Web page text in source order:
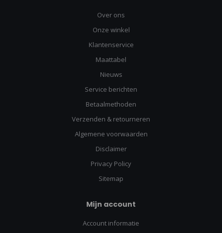
Over ons
Onze winkel
Klantenservice
Maattabel
Nieuws
Service berichten
Betaalmethoden
Verzenden & retourneren
Algemene voorwaarden
Disclaimer
Privacy Policy
Sitemap
Mijn account
Account informatie